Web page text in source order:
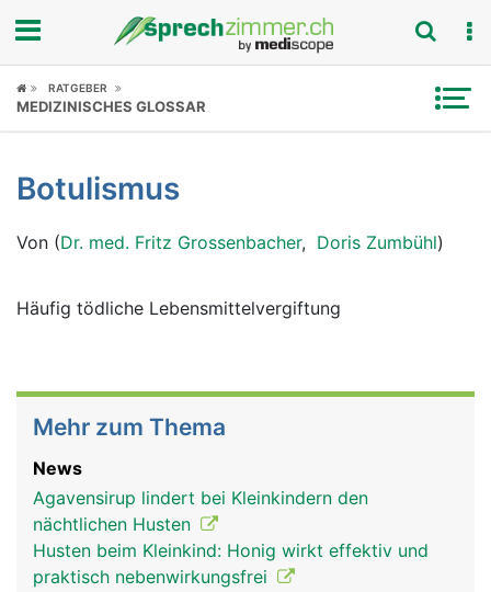
Fokus
Symptome
Untersuchungen
News
RATGEBER
MEDIZINISCHES GLOSSAR
Botulismus
Von (Dr. med. Fritz Grossenbacher, Doris Zumbühl)
Häufig tödliche Lebensmittelvergiftung
Mehr zum Thema
News
Agavensirup lindert bei Kleinkindern den
nächtlichen Husten
Husten beim Kleinkind: Honig wirkt effektiv und
praktisch nebenwirkungsfrei